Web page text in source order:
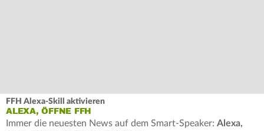
FFH Alexa-Skill aktivieren
ALEXA, ÖFFNE FFH
Immer die neuesten News auf dem Smart-Speaker: Alexa,